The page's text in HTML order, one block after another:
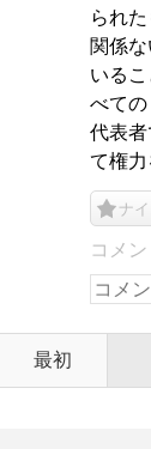
られ
関係
いる
べて
代表
て権力
ナ
コメ
最初